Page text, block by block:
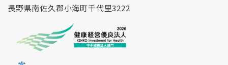
長野県南佐久郡小海町千代里3222